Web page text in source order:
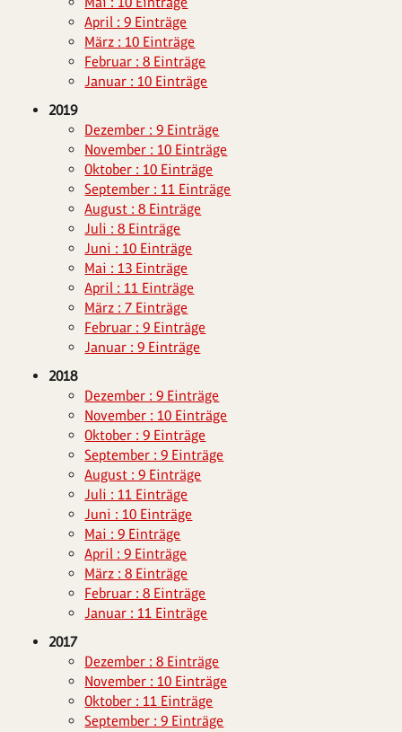
April : 9 Einträge
März : 10 Einträge
Februar : 8 Einträge
Januar : 10 Einträge
2019
Dezember : 9 Einträge
November : 10 Einträge
Oktober : 10 Einträge
September : 11 Einträge
August : 8 Einträge
Juli : 8 Einträge
Juni : 10 Einträge
Mai : 13 Einträge
April : 11 Einträge
März : 7 Einträge
Februar : 9 Einträge
Januar : 9 Einträge
2018
Dezember : 9 Einträge
November : 10 Einträge
Oktober : 9 Einträge
September : 9 Einträge
August : 9 Einträge
Juli : 11 Einträge
Juni : 10 Einträge
Mai : 9 Einträge
April : 9 Einträge
März : 8 Einträge
Februar : 8 Einträge
Januar : 11 Einträge
2017
Dezember : 8 Einträge
November : 10 Einträge
Oktober : 11 Einträge
September : 9 Einträge